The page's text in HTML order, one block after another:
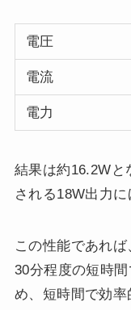
電圧
電流
電力
結果は約16.2Wと
される18W出力に
この性能であれば
30分程度の短時
め、短時間で効